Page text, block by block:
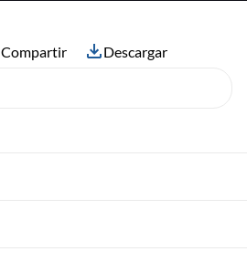
Compartir Descargar